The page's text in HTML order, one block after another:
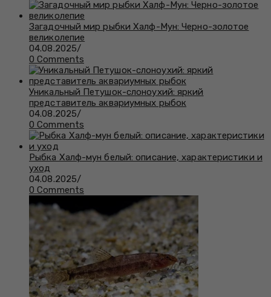
Загадочный мир рыбки Халф-Мун: Черно-золотое
великолепие
04.08.2025/
0 Comments
Уникальный Петушок-слоноухий: яркий
представитель аквариумных рыбок
04.08.2025/
0 Comments
Рыбка Халф-мун белый: описание, характеристики и
уход
04.08.2025/
0 Comments